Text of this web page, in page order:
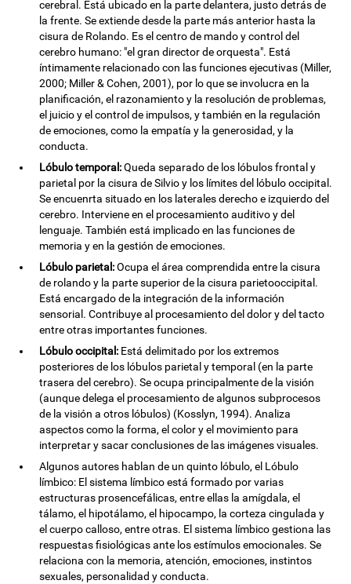
cerebral. Está ubicado en la parte delantera, justo detrás de
la frente. Se extiende desde la parte más anterior hasta la
cisura de Rolando. Es el centro de mando y control del
cerebro humano: "el gran director de orquesta". Está
íntimamente relacionado con las funciones ejecutivas (Miller,
2000; Miller & Cohen, 2001), por lo que se involucra en la
planificación, el razonamiento y la resolución de problemas,
el juicio y el control de impulsos, y también en la regulación
de emociones, como la empatía y la generosidad, y la
conducta.
Lóbulo temporal:Queda separado de los lóbulos frontal y
parietal por la cisura de Silvio y los límites del lóbulo occipital.
Se encuenrta situado en los laterales derecho e izquierdo del
cerebro. Interviene en el procesamiento auditivo y del
lenguaje. También está implicado en las funciones de
memoria y en la gestión de emociones.
Lóbulo parietal:Ocupa el área comprendida entre la cisura
de rolando y la parte superior de la cisura parietooccipital.
Está encargado de la integración de la información
sensorial. Contribuye al procesamiento del dolor y del tacto
entre otras importantes funciones.
Lóbulo occipital: Está delimitado por los extremos
posteriores de los lóbulos parietal y temporal (en la parte
trasera del cerebro). Se ocupa principalmente de la visión
(aunque delega el procesamiento de algunos subprocesos
de la visión a otros lóbulos) (Kosslyn, 1994). Analiza
aspectos como la forma, el color y el movimiento para
interpretar y sacar conclusiones de las imágenes visuales.
Algunos autores hablan de un quinto lóbulo, el Lóbulo
límbico: El sistema límbico está formado por varias
estructuras prosencefálicas, entre ellas la amígdala, el
tálamo, el hipotálamo, el hipocampo, la corteza cingulada y
el cuerpo calloso, entre otras. El sistema límbico gestiona las
respuestas fisiológicas ante los estímulos emocionales. Se
relaciona con la memoria, atención, emociones, instintos
sexuales, personalidad y conducta.